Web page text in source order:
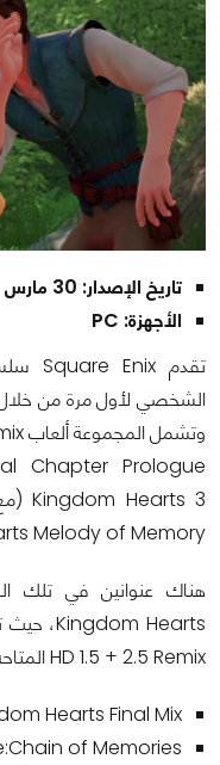
تاريخ الإصدار: 30 مارس
الأجهزة: PC
تقدم Square Enix سلسلة
Melody of Memory.
هناك عنوانين في تلك
HD 1.5 + 2.5 Remix المتاحة بسعر 50 دولار الألعاب التالية:
Hearts Final Mix
of Memories